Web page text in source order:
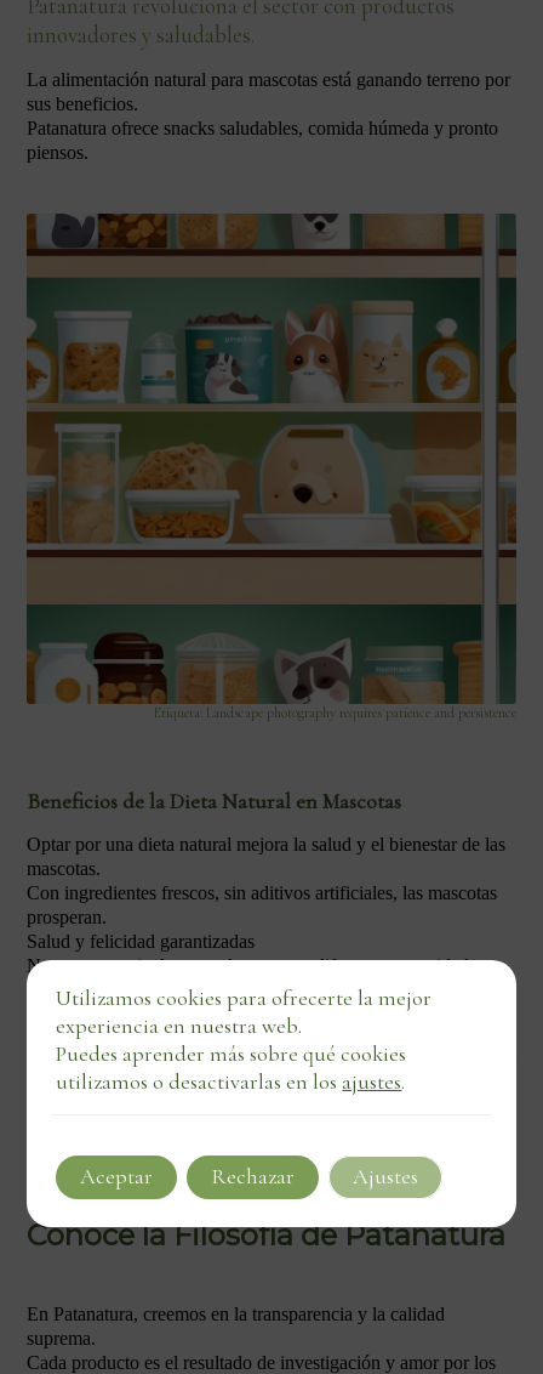
innovadores y saludables.
La alimentación natural para mascotas está ganando terreno por
sus beneficios.
Patanatura ofrece snacks saludables, comida húmeda y pronto
piensos.
Etiqueta: Landscape photography requires patience and persistence
Beneficios de la Dieta Natural en Mascotas
Optar por una dieta natural mejora la salud y el bienestar de las
mascotas.
Con ingredientes frescos, sin aditivos artificiales, las mascotas
prosperan.
Salud y felicidad garantizadas
Nuestra gama incluye productos para diferentes necesidades
nutricionales.
Distribuimos tanto a clientes individuales como a
negocios locales.
Somos el puente entre la naturaleza y la nutrición animal
efectiva.
Conoce la Filosofía de Patanatura
En Patanatura, creemos en la transparencia y la calidad
suprema.
Cada producto es el resultado de investigación y amor por los
Utilizamos cookies para ofrecerte la mejor
experiencia en nuestra web.
Puedes aprender más sobre qué cookies
utilizamos o desactivarlas en los ajustes.
Aceptar Rechazar Ajustes